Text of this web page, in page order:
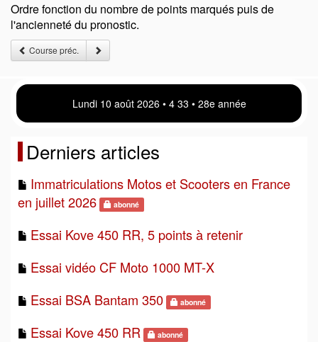
Ordre fonction du nombre de points marqués puis de
l'ancienneté du pronostic.
Course préc.
Lundi 10 août 2026 • 4:33 • 28e année
Derniers articles
Immatriculations Motos et Scooters en France
en juillet 2026
abonné
Essai Kove 450 RR, 5 points à retenir
Essai vidéo CF Moto 1000 MT-X
Essai BSA Bantam 350
abonné
Essai Kove 450 RR abonné